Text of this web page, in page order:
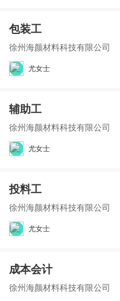
包装工
徐州海颜材料科技有限公司
尤女士
辅助工
徐州海颜材料科技有限公司
尤女士
投料工
徐州海颜材料科技有限公司
尤女士
成本会计
徐州海颜材料科技有限公司